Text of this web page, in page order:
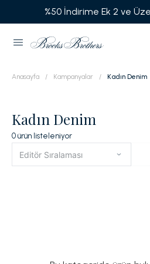
%50 İndirime Ek 2 ve
Anasayfa Kampanyalar Kadın Denim
Kadın Denim
0 ürün listeleniyor
Editör Sıralaması